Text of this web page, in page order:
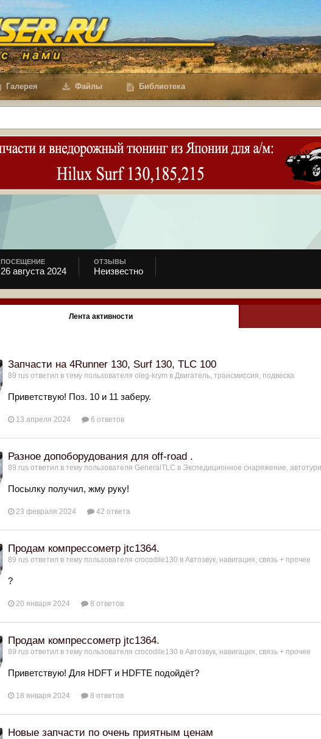
Галерея Файлы Библиотека
ПОСЕЩЕНИЕ
26 августа 2024
ОТЗЫВЫ
Неизвестно
Лента активности
Запчасти на 4Runner 130, Surf 130, TLC 100
89 rus ответил в тему пользователя oleg-krym в Двигатель, трансмиссия, подвеска
Приветствую! Поз. 10 и 11 заберу.
13 апреля 2024 6 ответов
Разное допоборудования для off-road .
89 rus ответил в тему пользователя GeneralTLC в Экспедиционное снаряжение,
Посылку получил, жму руку!
23 февраля 2024 42 ответа
Продам компрессометр jtc1364.
89 rus ответил в тему пользователя crocodile130 в Автозвук, навигация, связь + прочее
?
20 января 2024 8 ответов
Продам компрессометр jtc1364.
89 rus ответил в тему пользователя crocodile130 в Автозвук, навигация, связь + прочее
Приветствую! Для HDFT и HDFTE подойдёт?
18 января 2024 8 ответов
Новые запчасти по очень приятным ценам